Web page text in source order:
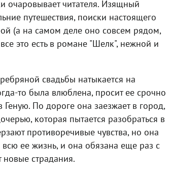
очаровывает читателя. Изящный
путешествия, поиски настоящего
(а на самом деле оно совсем рядом,
это есть в романе "Шелк", нежной и
свадьбы натыкается на
то была влюблена, просит ее срочно
По дороге она заезжает в город,
которая пытается разобраться в
противоречивые чувства, но она
ее жизнь, и она обязана еще раз с
новые страдания.